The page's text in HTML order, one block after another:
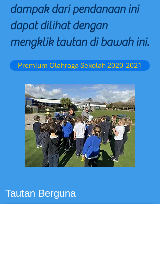
dampak dari pendanaan ini
dapat dilihat dengan
mengklik tautan di bawah ini.
Premium Olahraga Sekolah 2020-2021
Tautan Berguna